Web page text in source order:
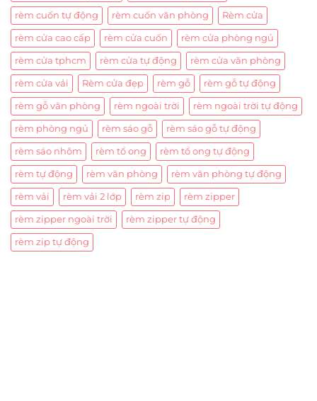
rèm cuốn tự động rèm cuốn văn phòng Rèm cửa
rèm cửa cao cấp rèm cửa cuốn rèm cửa phòng ngủ
rèm cửa tphcm rèm cửa tự động rèm cửa văn phòng
rèm cửa vải Rèm cửa đẹp rèm gỗ rèm gỗ tự động
rèm gỗ văn phòng rèm ngoài trời rèm ngoài trời tự động
rèm phòng ngủ rèm sáo gỗ rèm sáo gỗ tự động
rèm sáo nhôm rèm tổ ong rèm tổ ong tự động
rèm tự động rèm văn phòng rèm văn phòng tự động
rèm vải rèm vải 2 lớp rèm zip rèm zipper
rèm zipper ngoài trời rèm zipper tự động
rèm zip tự động